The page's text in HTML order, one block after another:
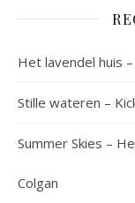
Het lavendel huis
Stille wateren –
Summer Skies –
Colgan